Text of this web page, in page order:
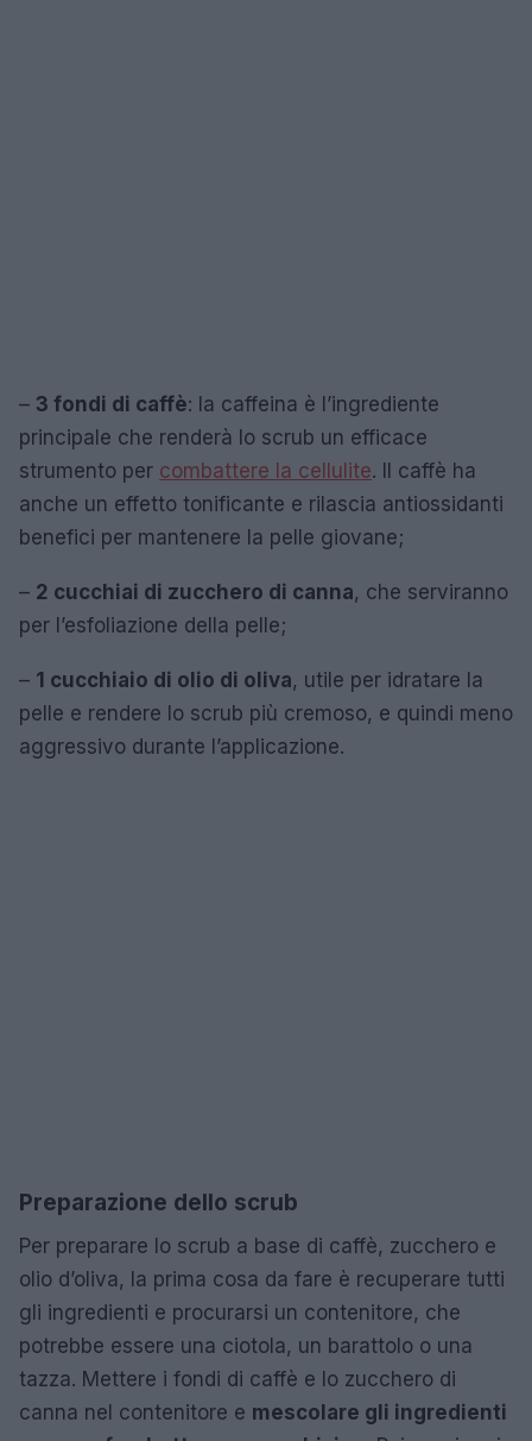
– 3 fondi di caffè: la caffeina è l’ingrediente
principale che renderà lo scrub un efficace
strumento per combattere la cellulite. Il caffè ha
anche un effetto tonificante e rilascia antiossidanti
benefici per mantenere la pelle giovane;
– 2 cucchiai di zucchero di canna, che serviranno
per l’esfoliazione della pelle;
– 1 cucchiaio di olio di oliva, utile per idratare la
pelle e rendere lo scrub più cremoso, e quindi meno
aggressivo durante l’applicazione.
Preparazione dello scrub
Per preparare lo scrub a base di caffè, zucchero e
olio d’oliva, la prima cosa da fare è recuperare tutti
gli ingredienti e procurarsi un contenitore, che
potrebbe essere una ciotola, un barattolo o una
tazza. Mettere i fondi di caffè e lo zucchero di
canna nel contenitore e mescolare gli ingredienti